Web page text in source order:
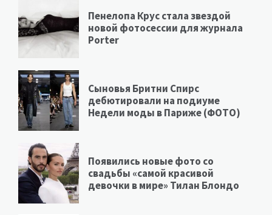
Пенелопа Крус стала звездой
новой фотосессии для журнала
Porter
Сыновья Бритни Спирс
дебютировали на подиуме
Недели моды в Париже (ФОТО)
Появились новые фото со
свадьбы «самой красивой
девочки в мире» Тилан Блондо